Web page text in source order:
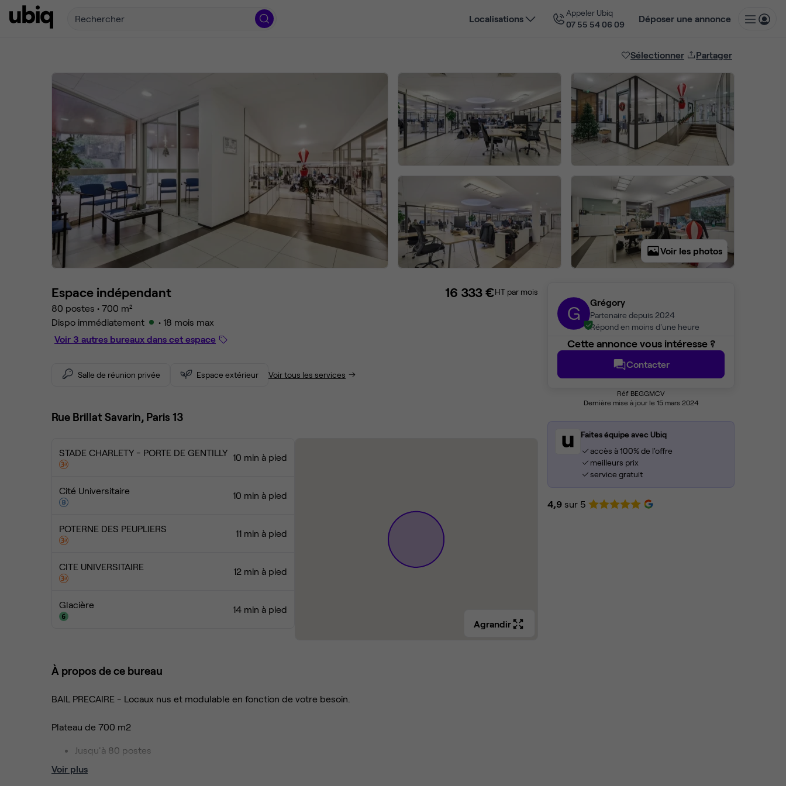
Rechercher Localisations
Appeler Ubiq
07 55 54 06 09
Déposer une annonce
Sélectionner Partager
Voir les photos
G Grégory
Partenaire depuis 2024
Répond en moins d'une heure
Cette annonce vous intéresse ?
Contacter
Réf BEGGMCV
Dernière mise à jour le 15 mars 2024
Faites équipe avec Ubiq
accès à 100% de l'offre
meilleurs prix
service gratuit
4,9 sur 5
Espace indépendant
80 postes • 700 m²
Dispo immédiatement
• 18 mois max
Voir 3 autres bureaux dans cet espace
16 333 €HT par mois
Salle de réunion privée Espace extérieur Voir tous les services
Rue Brillat Savarin, Paris 13
STADE CHARLETY - PORTE DE GENTILLY 10 min à pied
Cité Universitaire 10 min à pied
POTERNE DES PEUPLIERS 11 min à pied
CITE UNIVERSITAIRE 12 min à pied
Glacière
14 min à pied
Agrandir
À propos de ce bureau
BAIL PRECAIRE - Locaux nus et modulable en fonction de votre besoin.
Plateau de 700 m2
Jusqu'à 80 postes
Un espace accueil
Voir plus